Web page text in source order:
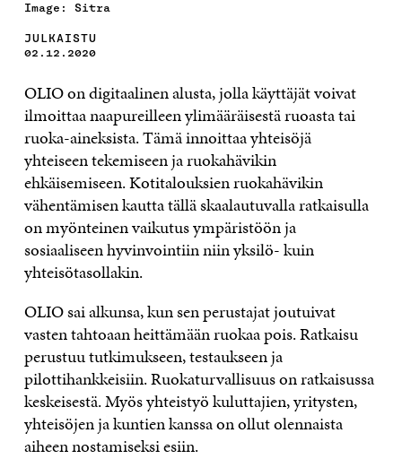
Image: Sitra
JULKAISTU
02.12.2020
OLIO on digitaalinen alusta, jolla käyttäjät voivat
ilmoittaa naapureilleen ylimääräisestä ruoasta tai
ruoka-aineksista. Tämä innoittaa yhteisöjä
yhteiseen tekemiseen ja ruokahävikin
ehkäisemiseen. Kotitalouksien ruokahävikin
vähentämisen kautta tällä skaalautuvalla ratkaisulla
on myönteinen vaikutus ympäristöön ja
sosiaaliseen hyvinvointiin niin yksilö- kuin
yhteisötasollakin.
OLIO sai alkunsa, kun sen perustajat joutuivat
vasten tahtoaan heittämään ruokaa pois. Ratkaisu
perustuu tutkimukseen, testaukseen ja
pilottihankkeisiin. Ruokaturvallisuus on ratkaisussa
keskeisestä. Myös yhteistyö kuluttajien, yritysten,
yhteisöjen ja kuntien kanssa on ollut olennaista
aiheen nostamiseksi esiin.